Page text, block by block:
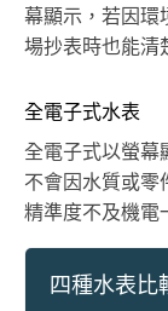
幕顯示，若因環
場抄表時也能清
全電子式水表
全電子式以螢幕
不會因水質或零
精準度不及機電
四種水表比